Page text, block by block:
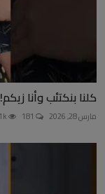
كلنا بنكتئب وأنا زيكم!
مارس 28, 2026